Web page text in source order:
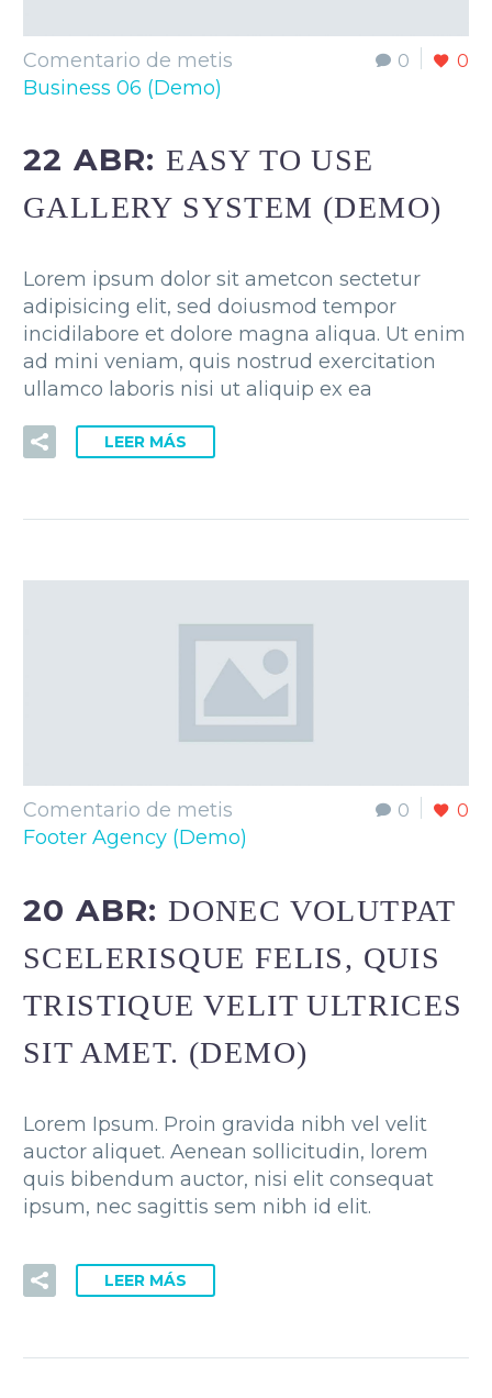
0 0
Comentario de metis
Business 06 (Demo)
22 ABR:EASY TO USE
GALLERY SYSTEM (DEMO)
Lorem ipsum dolor sit ametcon sectetur
adipisicing elit, sed doiusmod tempor
incidilabore et dolore magna aliqua. Ut enim
ad mini veniam, quis nostrud exercitation
ullamco laboris nisi ut aliquip ex ea
LEER MÁS
0 0
Comentario de metis
Footer Agency (Demo)
20 ABR:DONEC VOLUTPAT
SCELERISQUE FELIS, QUIS
TRISTIQUE VELIT ULTRICES
SIT AMET. (DEMO)
Lorem Ipsum. Proin gravida nibh vel velit
auctor aliquet. Aenean sollicitudin, lorem
quis bibendum auctor, nisi elit consequat
ipsum, nec sagittis sem nibh id elit.
LEER MÁS